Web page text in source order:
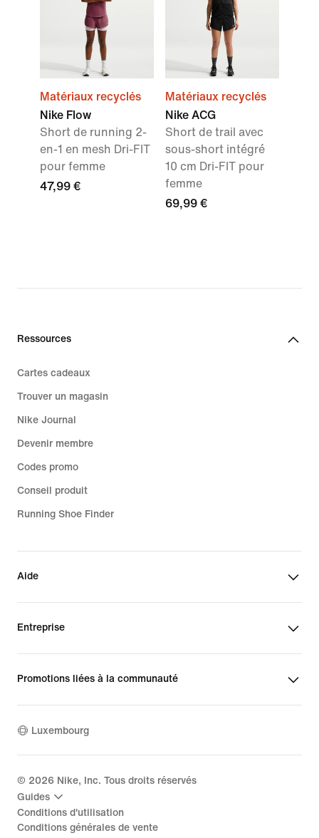
Matériaux recyclés
Nike Flow
Short de running 2-
en-1 en mesh Dri-FIT
pour femme
47,99 €
Matériaux recyclés
Nike ACG
Short de trail avec
sous-short intégré
10 cm Dri-FIT pour
femme
69,99 €
Ressources
Cartes cadeaux
Trouver un magasin
Nike Journal
Devenir membre
Codes promo
Conseil produit
Running Shoe Finder
Aide
Entreprise
Promotions liées à la communauté
Luxembourg
© 2026 Nike, Inc. Tous droits réservés
Guides
Conditions d'utilisation
Conditions générales de vente